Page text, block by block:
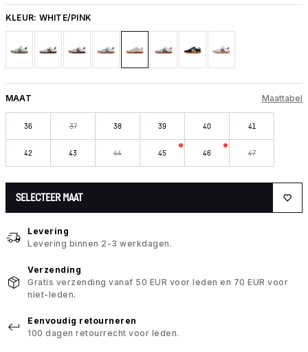
KLEUR: WHITE/PINK
MAAT Maattabel
36 37 38 39 40 41
42 43 44 45 46 47
SELECTEER MAAT
Levering
Levering binnen 2-3 werkdagen.
Verzending
Gratis verzending vanaf 50 EUR voor leden en 70 EUR voor
niet-leden.
Eenvoudig retourneren
100 dagen retourrecht voor leden.